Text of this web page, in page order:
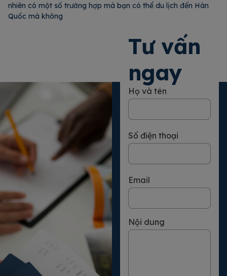
nhiên có một số trường hợp mà bạn có thể du lịch đến Hàn
Quốc mà không
Xem chi tiết
Tư vấn
ngay
Họ và tên
Số điện thoại
Email
Nội dung